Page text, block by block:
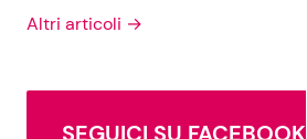
Altri articoli →
SEGUICI SU FACEBOOK